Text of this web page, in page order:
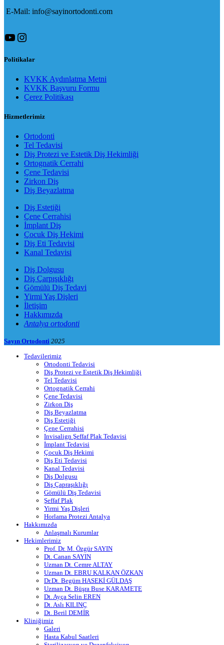
E-Mail: info@sayinortodonti.com
YouTube
Instagram
Politikalar
KVKK Aydınlatma Metni
KVKK Başvuru Formu
Çerez Politikası
Hizmetlerimiz
Ortodonti
Tel Tedavisi
Diş Protezi ve Estetik Diş Hekimliği
Ortognatik Cerrahi
Çene Tedavisi
Zirkon Diş
Diş Beyazlatma
Diş Estetiği
Çene Cerrahisi
İmplant Diş
Çocuk Diş Hekimi
Diş Eti Tedavisi
Kanal Tedavisi
Diş Dolgusu
Diş Çarpışıklığı
Gömülü Diş Tedavi
Yirmi Yaş Dişleri
İletişim
Hakkımızda
Antalya ortodonti
Sayın Ortodonti 2025
Tedavilerimiz
Ortodonti Tedavisi
Diş Protezi ve Estetik Diş Hekimliği
Tel Tedavisi
Ortognatik Cerrahi
Çene Tedavisi
Zirkon Diş
Diş Beyazlatma
Diş Estetiği
Çene Cerrahisi
Invisalign Şeffaf Plak Tedavisi
İmplant Tedavisi
Çocuk Diş Hekimi
Diş Eti Tedavisi
Kanal Tedavisi
Diş Dolgusu
Diş Çapraşıklığı
Gömülü Diş Tedavisi
Şeffaf Plak
Yirmi Yaş Dişleri
Horlama Protezi Antalya
Hakkımızda
Anlaşmalı Kurumlar
Hekimlerimiz
Prof. Dr. M. Özgür SAYIN
Dt. Canan SAYIN
Uzman Dt. Cemre ALTAY
Uzman Dt. EBRU KALKAN ÖZKAN
Dr.Dt. Begüm HASEKİ GÜLDAŞ
Uzman Dt. Büşra Buse KARAMETE
Dt. Ayça Selin EREN
Dt. Aslı KILINÇ
Dt. Beril DEMİR
Kliniğimiz
Galeri
Hasta Kabul Saatleri